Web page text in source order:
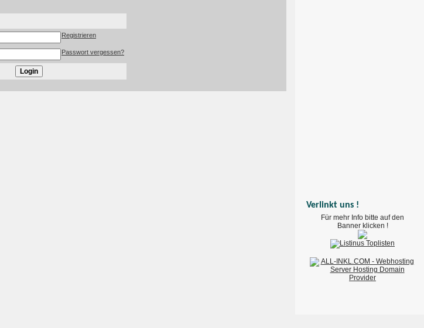
Registrieren
Passwort vergessen?
Verlinkt uns !
Für mehr Info bitte auf den
Banner klicken !